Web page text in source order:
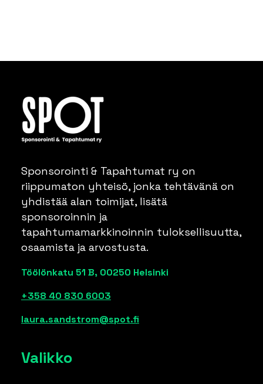
Sponsorointi & Tapahtumat ry on
riippumaton yhteisö, jonka tehtävänä on
yhdistää alan toimijat, lisätä
sponsoroinnin ja
tapahtumamarkkinoinnin tuloksellisuutta,
osaamista ja arvostusta.
Töölönkatu 51 B, 00250 Helsinki
+358 40 830 6003
laura.sandstrom@spot.fi
Valikko